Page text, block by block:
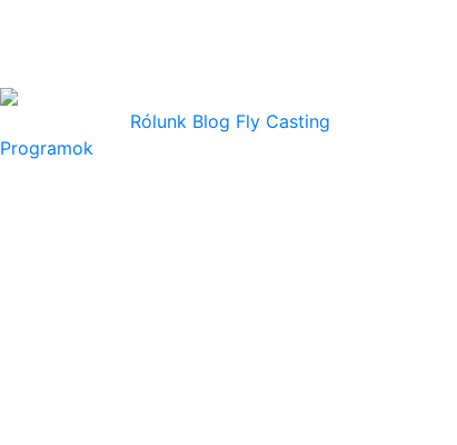
Rólunk Blog Fly Casting
Programok